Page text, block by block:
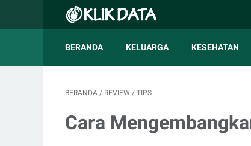
BERANDA KELUARGA KESEHATAN
BERANDA / REVIEW / TIPS
Cara